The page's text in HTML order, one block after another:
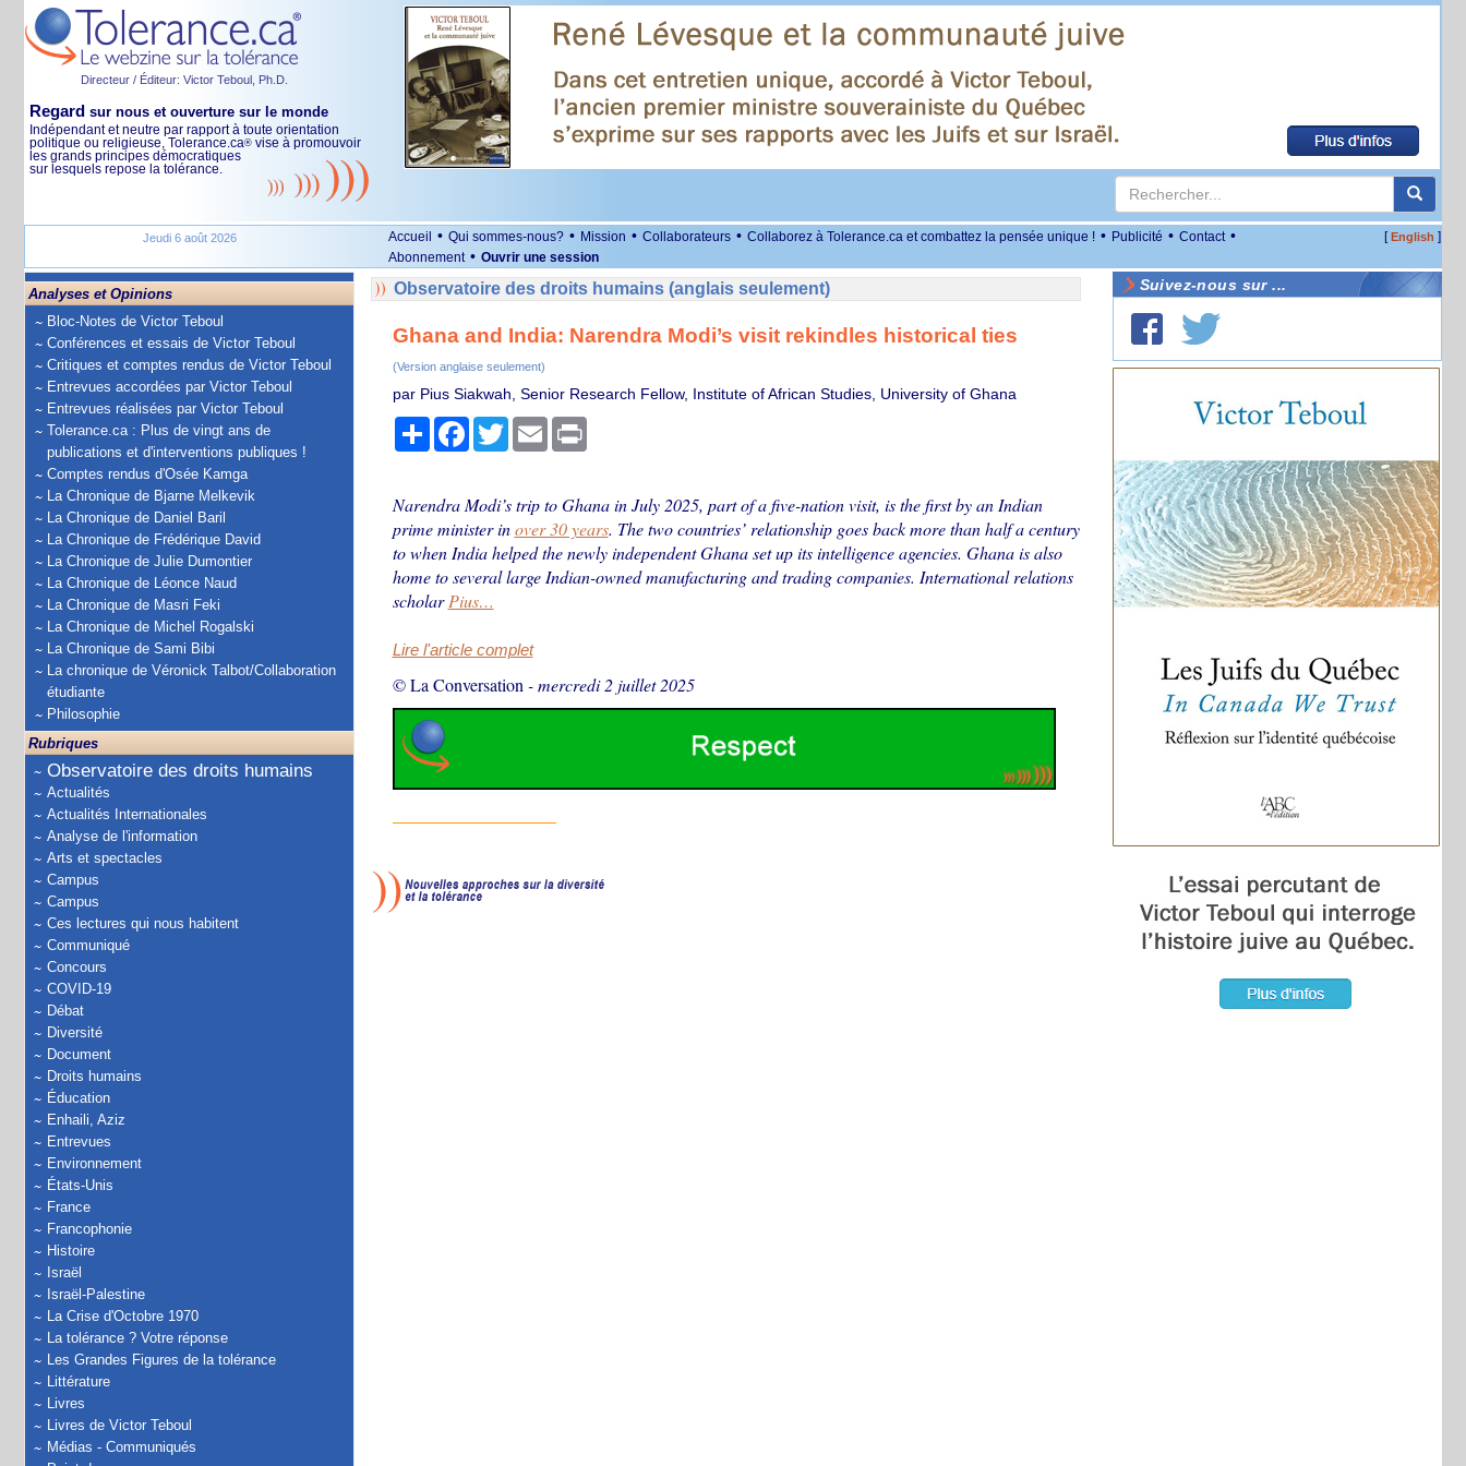
Directeur / Éditeur: Victor Teboul, Ph.D.
Regard sur nous et ouverture sur le monde
Indépendant et neutre par rapport à toute orientation
politique ou religieuse, Tolerance.ca® vise à promouvoir
les grands principes démocratiques
sur lesquels repose la tolérance.
Jeudi 6 août 2026 Accueil • Qui sommes-nous? • Mission • Collaborateurs • Collaborez à Tolerance.ca et combattez la pensée unique ! • Publicité • Contact •
Abonnement • Ouvrir une session
[English ]
Analyses et Opinions
Bloc-Notes de Victor Teboul
Conférences et essais de Victor Teboul
Critiques et comptes rendus de Victor Teboul
Entrevues accordées par Victor Teboul
Entrevues réalisées par Victor Teboul
Tolerance.ca : Plus de vingt ans de
publications et d'interventions publiques !
Comptes rendus d'Osée Kamga
La Chronique de Bjarne Melkevik
La Chronique de Daniel Baril
La Chronique de Frédérique David
La Chronique de Julie Dumontier
La Chronique de Léonce Naud
La Chronique de Masri Feki
La Chronique de Michel Rogalski
La Chronique de Sami Bibi
La chronique de Véronick Talbot/Collaboration
étudiante
Philosophie
Rubriques
Observatoire des droits humains
Actualités
Actualités Internationales
Analyse de l'information
Arts et spectacles
Campus
Campus
Ces lectures qui nous habitent
Communiqué
Concours
COVID-19
Débat
Diversité
Document
Droits humains
Éducation
Enhaili, Aziz
Entrevues
Environnement
États-Unis
France
Francophonie
Histoire
Israël
Israël-Palestine
La Crise d'Octobre 1970
La tolérance ? Votre réponse
Les Grandes Figures de la tolérance
Littérature
Livres
Livres de Victor Teboul
Médias - Communiqués
Observatoire des droits humains (anglais seulement)
Ghana and India: Narendra Modi’s visit rekindles historical ties
(Version anglaise seulement)
par Pius Siakwah, Senior Research Fellow, Institute of African Studies, University of Ghana
PartagerFacebook
TwitterEmail Print
Narendra Modi’s trip to Ghana in July 2025, part of a five-nation visit, is the first by an Indian
prime minister inover 30 years. The two countries’ relationship goes back more than half a century
to when India helped the newly independent Ghana set up its intelligence agencies. Ghana is also
home to several large Indian-owned manufacturing and trading companies. International relations
scholarPius…
Lire l'article complet
© La Conversation -mercredi 2 juillet 2025
Suivez-nous sur ...